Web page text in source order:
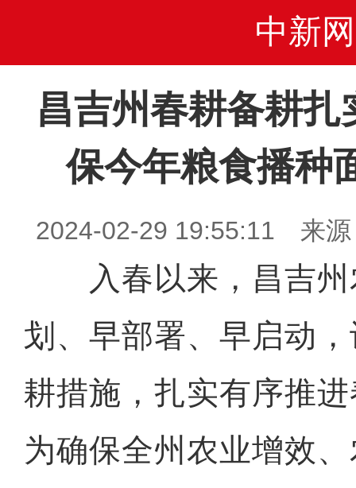
中新网
昌吉州春耕备耕
保今年粮食播种
2024-02-29 19:55:11 来源
入春以来，昌吉州
划、早部署、早启动
耕措施，扎实有序推
为确保全州农业增效